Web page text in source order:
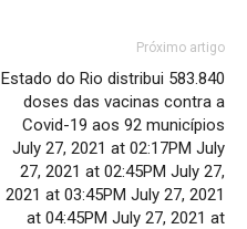
Próximo artigo
Estado do Rio distribui 583.840
doses das vacinas contra a
Covid-19 aos 92 municípios
July 27, 2021 at 02:17PM July
27, 2021 at 02:45PM July 27,
2021 at 03:45PM July 27, 2021
at 04:45PM July 27, 2021 at